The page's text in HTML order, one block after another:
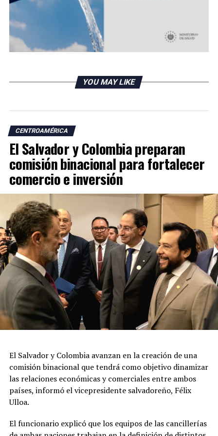
YOU MAY LIKE
CENTROAMÉRICA
El Salvador y Colombia preparan
comisión binacional para fortalecer
comercio e inversión
El Salvador y Colombia avanzan en la creación de una
comisión binacional que tendrá como objetivo dinamizar
las relaciones económicas y comerciales entre ambos
países, informó el vicepresidente salvadoreño, Félix
Ulloa.
El funcionario explicó que los equipos de las cancillerías